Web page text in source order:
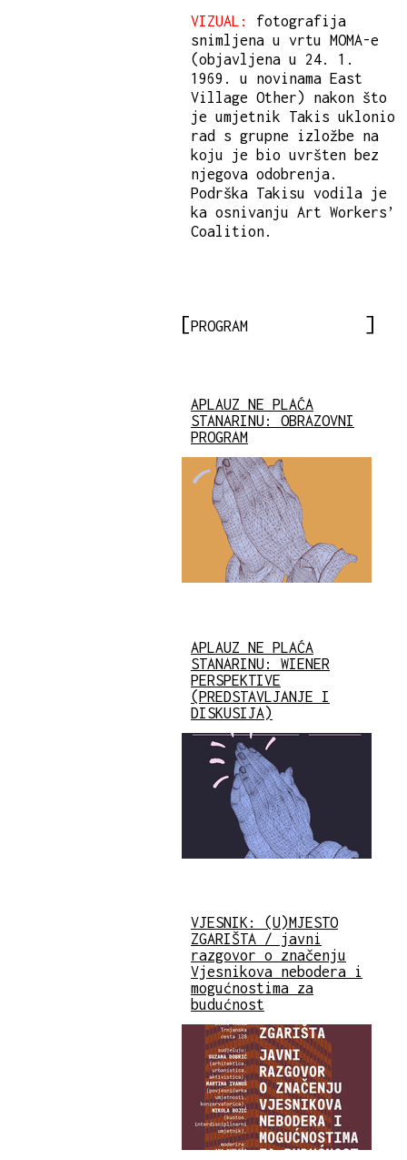
VIZUAL:
fotografija
snimljena u vrtu MOMA-e
(objavljena u 24. 1.
1969. u novinama East
Village Other) nakon što
je umjetnik Takis uklonio
rad s grupne izložbe na
koju je bio uvršten bez
njegova odobrenja.
Podrška Takisu vodila je
ka osnivanju Art Workers’
Coalition.
PROGRAM
APLAUZ NE PLAĆA
STANARINU: OBRAZOVNI
PROGRAM
APLAUZ NE PLAĆA
STANARINU: WIENER
PERSPEKTIVE
(PREDSTAVLJANJE I
DISKUSIJA)
VJESNIK: (U)MJESTO
ZGARIŠTA / javni
razgovor o značenju
Vjesnikova nebodera i
mogućnostima za
budućnost